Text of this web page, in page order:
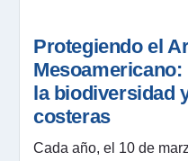
Protegiendo el
la biodiversidad
costeras
Cada año, el 10 de